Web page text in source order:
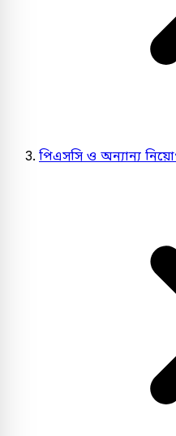
পিএসসি ও অন্যান্য